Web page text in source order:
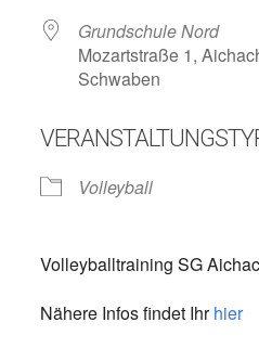
Grundschule Nord
Mozartstraße 1,
Schwaben
Volleyball
Volleyballtraining SG
Nähere Infos findet Ihrhier